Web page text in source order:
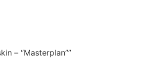
– “Masterplan””